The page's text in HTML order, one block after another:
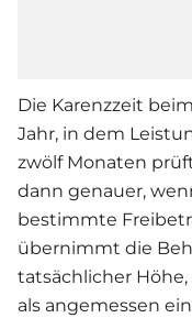
Die Karenzzeit
Jahr, in dem
zwölf Monaten
dann genauer,
bestimmte
übernimmt die
tatsächlicher
als angemessen